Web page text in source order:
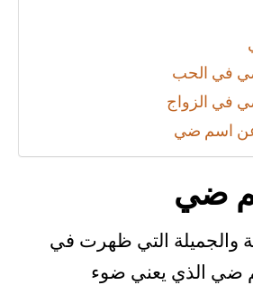
في الحب
في الزواج
عن اسم ضي
ضي
والجميلة التي ظهرت في
ضي الذي يعني ضوء